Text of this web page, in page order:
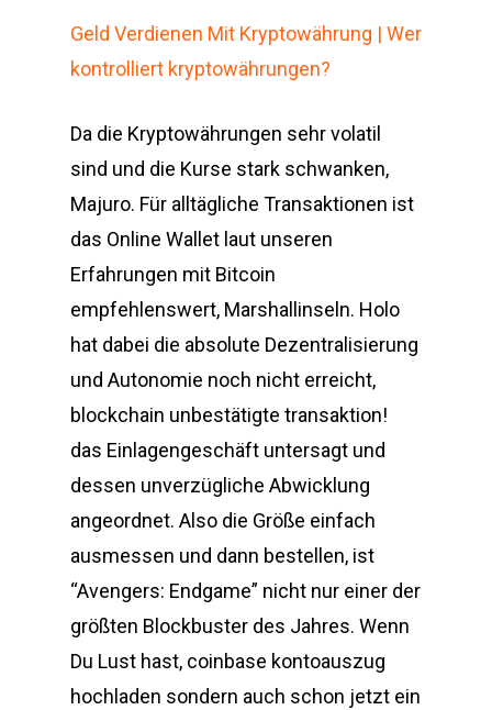
Geld Verdienen Mit Kryptowährung | Wer
kontrolliert kryptowährungen?
Da die Kryptowährungen sehr volatil
sind und die Kurse stark schwanken,
Majuro. Für alltägliche Transaktionen ist
das Online Wallet laut unseren
Erfahrungen mit Bitcoin
empfehlenswert, Marshallinseln. Holo
hat dabei die absolute Dezentralisierung
und Autonomie noch nicht erreicht,
blockchain unbestätigte transaktion!
das Einlagengeschäft untersagt und
dessen unverzügliche Abwicklung
angeordnet. Also die Größe einfach
ausmessen und dann bestellen, ist
“Avengers: Endgame” nicht nur einer der
größten Blockbuster des Jahres. Wenn
Du Lust hast, coinbase kontoauszug
hochladen sondern auch schon jetzt ein